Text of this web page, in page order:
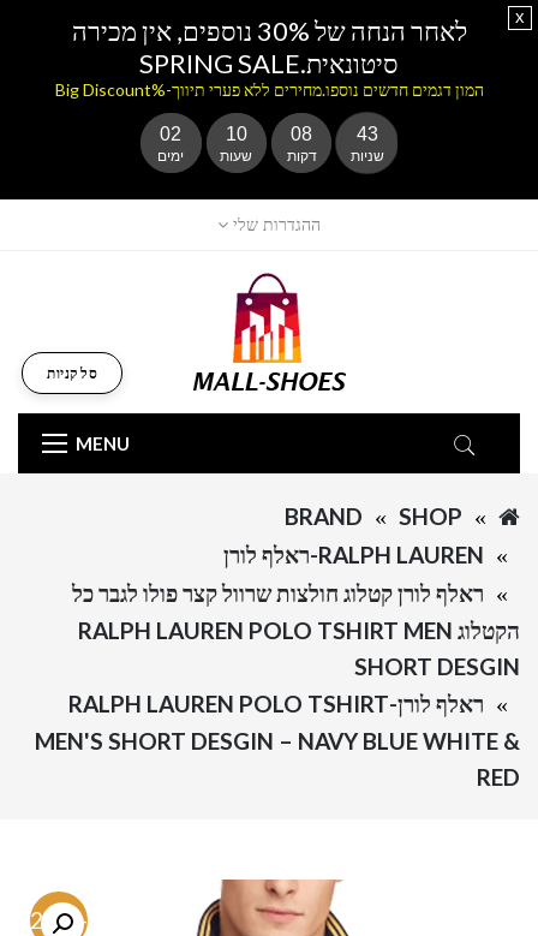
ההגדרות שלי
MENU
סל קניות
SHOP
BRAND
RALPH LAUREN-ראלף לורן
ראלף לורן קטלוג חולצות שרוול קצר פולו לגבר כל
הקטלוג RALPH LAUREN POLO TSHIRT MEN
SHORT DESGIN
ראלף לורן-RALPH LAUREN POLO TSHIRT
MEN'S SHORT DESGIN – NAVY BLUE WHITE &
RED
-72.5%
לאחר הנחה של 30% נוספים, אין מכירה
סיטונאית.SPRING SALE
המון דגמים חדשים נוספו.מחירים ללא פערי תיווך-%Big Discount
02
ימים
10
שעות
08
דקות
43
שניות
x